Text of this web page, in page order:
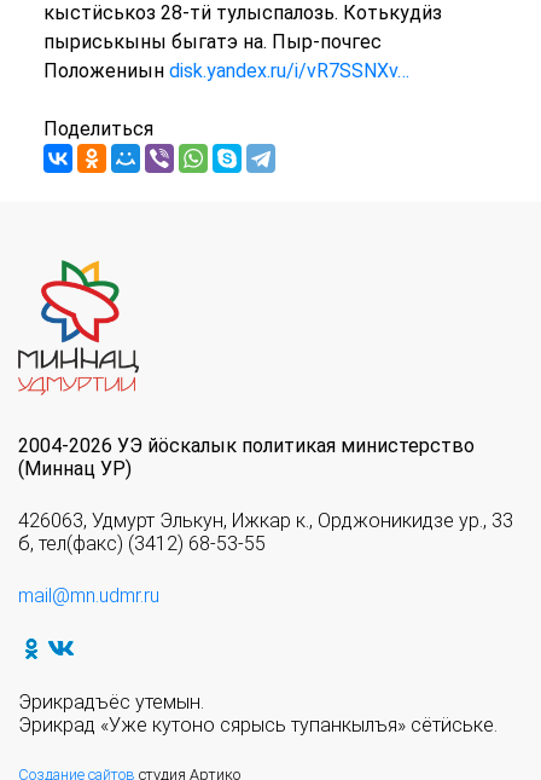
кыстӥськоз 28-тӥ тулыспалозь. Котькудӥз
пыриськыны быгатэ на. Пыр-почгес
Положениын disk.yandex.ru/i/vR7SSNXv…
Поделиться
2004-2026 УЭ йöскалык политикая министерство
(Миннац УР)
426063, Удмурт Элькун, Ижкар к., Орджоникидзе ур., 33
б, тел(факс) (3412) 68-53-55
mail@mn.udmr.ru
Эрикрадъёс утемын.
Эрикрад «Уже кутоно сярысь тупанкылъя» сётӥське.
Создание сайтов студия Артико